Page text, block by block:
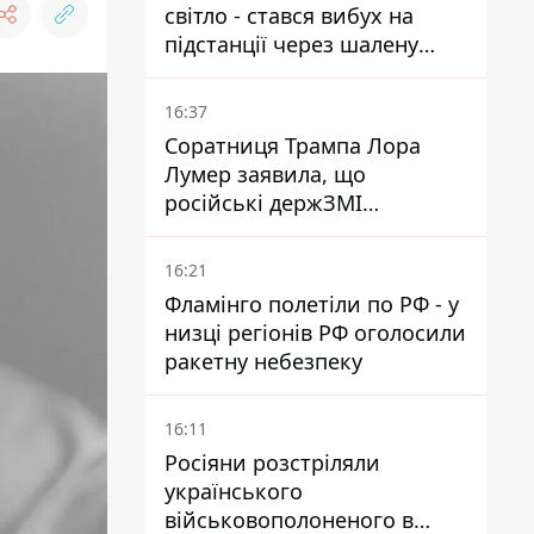
світло - стався вибух на
підстанції через шалену
спеку
16:37
Соратниця Трампа Лора
Лумер заявила, що
російські держЗМІ
розгорнули проти неї
пропагандистську кампанію
16:21
Фламінго полетіли по РФ - у
низці регіонів РФ оголосили
ракетну небезпеку
16:11
Росіяни розстріляли
українського
військовополоненого в